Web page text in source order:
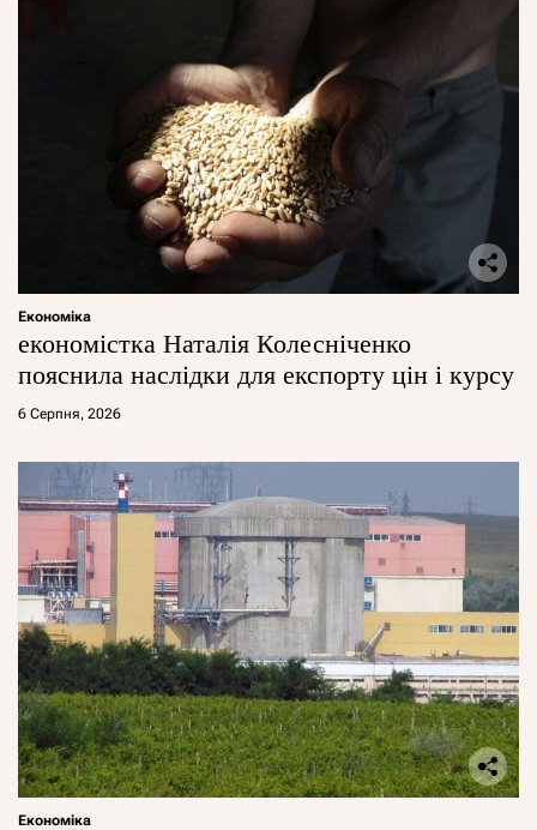
Економіка
економістка Наталія Колесніченко
пояснила наслідки для експорту цін і курсу
6 Серпня, 2026
Економіка